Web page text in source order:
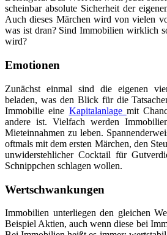
scheinbar absolute Sicherheit der
Auch dieses Märchen wird von vielen
was ist dran? Sind Immobilien wirklich
wird?
Emotionen
Zunächst einmal sind die eigenen
beladen, was den Blick für die
Immobilie eine Kapitalanlage mit
andere ist. Vielfach werden
Mieteinnahmen zu leben.
oftmals mit dem ersten Märchen, den
unwiderstehlicher Cocktail für
Schnippchen schlagen wollen.
Wertschwankungen
Immobilien unterliegen den gleichen
Beispiel Aktien, auch wenn diese bei